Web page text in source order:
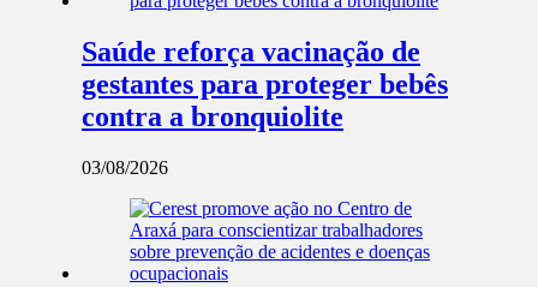
Saúde reforça vacinação de
gestantes para proteger bebês
contra a bronquiolite
03/08/2026